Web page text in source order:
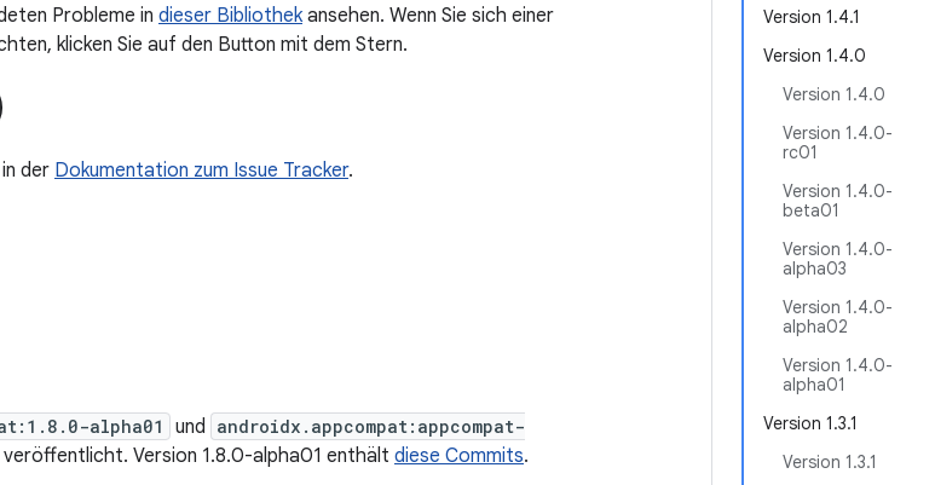
Version 1.4.1
Version 1.4.0
Version 1.4.0
Version 1.4.0-
rc01
Version 1.4.0-
beta01
Version 1.4.0-
alpha03
Version 1.4.0-
alpha02
Version 1.4.0-
alpha01
Version 1.3.1
Version 1.3.1
Probleme in dieser Bibliothekansehen. Wenn Sie sich einer
klicken Sie auf den Button mit dem Stern.
der Dokumentation zum Issue Tracker.
alpha01 und androidx.appcompat:appcompat-
veröffentlicht. Version 1.8.0-alpha01 enthält diese Commits.